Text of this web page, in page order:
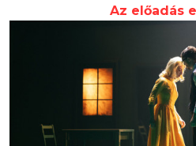
Az előadás